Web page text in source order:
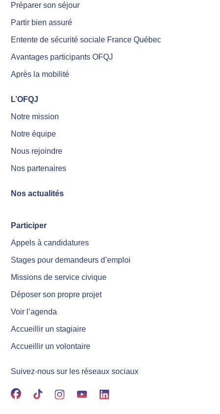
Préparer son séjour
Partir bien assuré
Entente de sécurité sociale France Québec
Avantages participants OFQJ
Après la mobilité
L’OFQJ
Notre mission
Notre équipe
Nous rejoindre
Nos partenaires
Nos actualités
Participer
Appels à candidatures
Stages pour demandeurs d’emploi
Missions de service civique
Déposer son propre projet
Voir l’agenda
Accueillir un stagiaire
Accueillir un volontaire
Suivez-nous sur les réseaux sociaux